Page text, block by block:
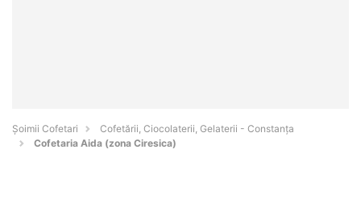
Șoimii Cofetari
Cofetării, Ciocolaterii, Gelaterii - Constanţa
Cofetaria Aida (zona Ciresica)